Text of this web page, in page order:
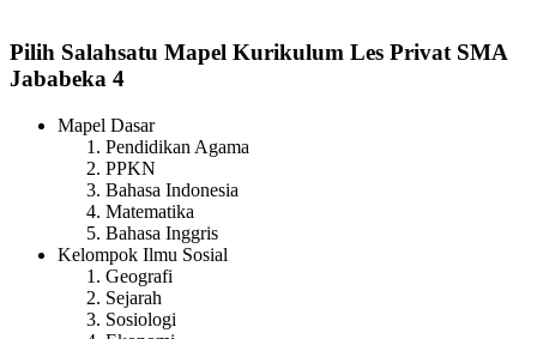
Pilih Salahsatu Mapel Kurikulum Les Privat SMA
Jababeka 4
Mapel Dasar
Pendidikan Agama
PPKN
Bahasa Indonesia
Matematika
Bahasa Inggris
Kelompok Ilmu Sosial
Geografi
Sejarah
Sosiologi